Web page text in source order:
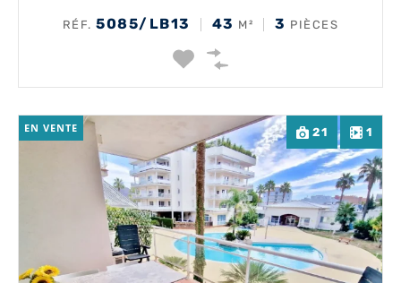
RÉF.5085/LB13 43 M² 3 PIÈCES
21 1
EN VENTE